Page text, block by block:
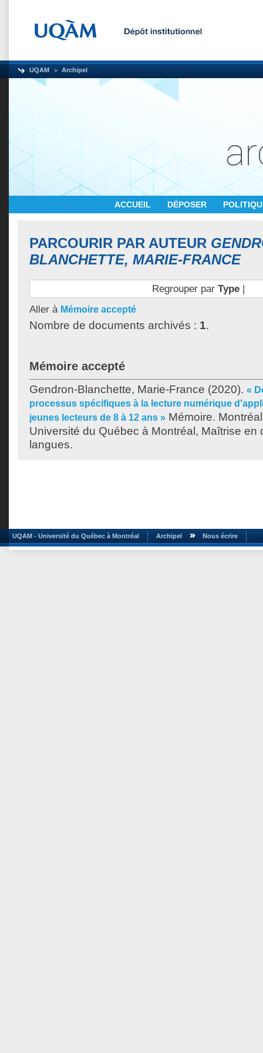
UQAM Archipel
ACCUEIL DÉPOSER
PARCOURIR PAR AUTEUR
BLANCHETTE, MARIE-FRANCE
Regrouper par Type|
Aller à Mémoire accepté
Nombre de documents archivés : 1.
Mémoire accepté
Gendron-Blanchette, Marie-France (2020). «
processus spécifiques à la lecture numérique
jeunes lecteurs de 8 à 12 ans » Mémoire.
Université du Québec à Montréal, Maîtrise en
langues.
UQAM - Université du Québec à Montréal Archipel Nous écrire